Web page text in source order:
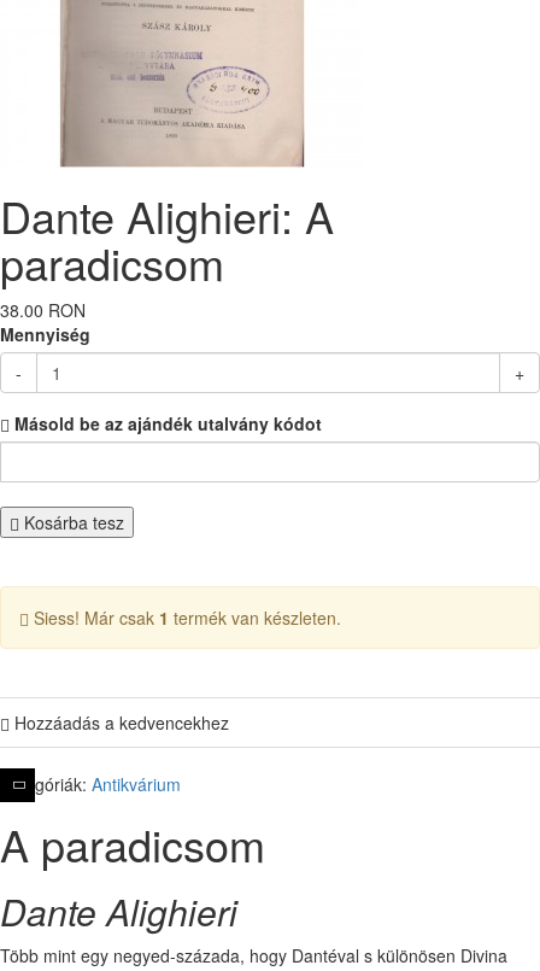
Dante Alighieri: A
paradicsom
38.00 RON
Mennyiség
-
+
Másold be az ajándék utalvány kódot
Kosárba tesz
Siess! Már csak 1 termék van készleten.
Hozzáadás a kedvencekhez
Kategóriák: Antikvárium
A paradicsom
Dante Alighieri
Több mint egy negyed-százada, hogy Dantéval s különösen Divina